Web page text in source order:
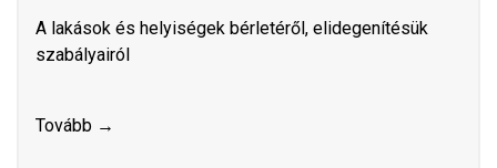
A lakások és helyiségek bérletéről, elidegenítésük
szabályairól
Tovább →